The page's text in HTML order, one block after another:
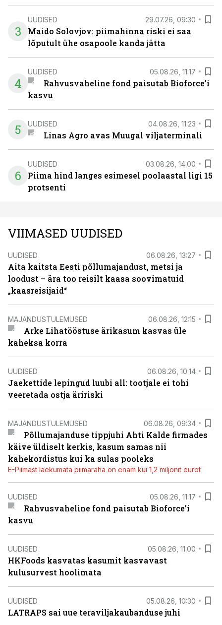
3
UUDISED 29.07.26, 09:30
Maido Solovjov: piimahinna riski ei saa
lõputult ühe osapoole kanda jätta
4
UUDISED 05.08.26, 11:17
Rahvusvaheline fond paisutab Bioforce’i
kasvu
5 UUDISED 04.08.26, 11:23
Linas Agro avas Muugal viljaterminali
6
UUDISED 03.08.26, 14:00
Piima hind langes esimesel poolaastal ligi 15
protsenti
VIIMASED UUDISED
UUDISED 06.08.26, 13:27
Aita kaitsta Eesti põllumajandust, metsi ja
loodust – ära too reisilt kaasa soovimatuid
„kaasreisijaid“
MAJANDUSTULEMUSED 06.08.26, 12:15
Arke Lihatööstuse ärikasum kasvas üle
kaheksa korra
UUDISED 06.08.26, 10:14
Jaekettide lepingud luubi all: tootjale ei tohi
veeretada ostja äririski
MAJANDUSTULEMUSED 06.08.26, 09:34
Põllumajanduse tippjuhi Ahti Kalde firmades
käive üldiselt kerkis, kasum samas nii
kahekordistus kui ka sulas pooleks
E-Piimast laekumata piimaraha on enam kui 1,2 miljonit eurot
UUDISED 05.08.26, 11:17
Rahvusvaheline fond paisutab Bioforce’i
kasvu
UUDISED 05.08.26, 11:00
HKFoods kasvatas kasumit kasvavast
kulusurvest hoolimata
UUDISED 05.08.26, 10:30
LATRAPS sai uue teraviljakaubanduse juhi